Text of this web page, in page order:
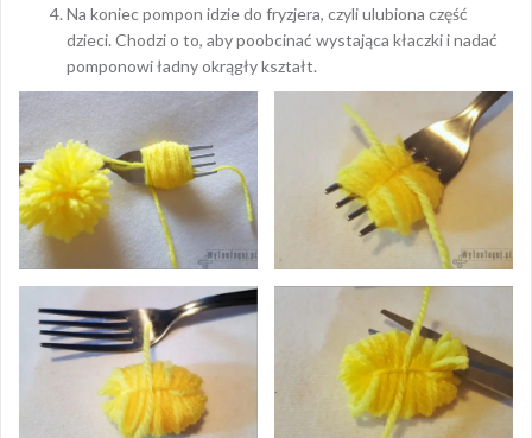
Na koniec pompon idzie do fryzjera, czyli ulubiona część
dzieci. Chodzi o to, aby poobcinać wystająca kłaczki i nadać
pomponowi ładny okrągły kształt.